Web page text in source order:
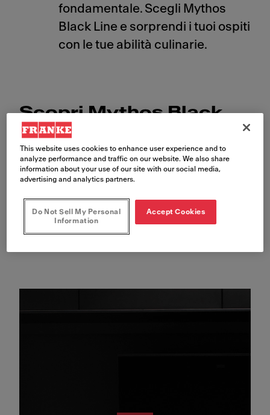
fondamentale. Scegli Mythos
Black Line e sorprendi i tuoi ospiti
con le tue abilità culinarie.
Scopri Mythos Black
Line
This website uses cookies to enhance user experience and to
analyze performance and traffic on our website. We also share
information about your use of our site with our social media,
advertising and analytics partners.
Do Not Sell My Personal
Information
Accept Cookies